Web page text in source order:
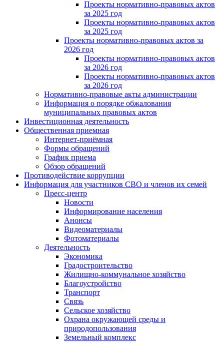
Проекты нормативно-правовых актов
за 2025 год
Проекты нормативно-правовых актов
за 2025 год
Проекты нормативно-правовых актов за
2026 год
Проекты нормативно-правовых актов
за 2026 год
Проекты нормативно-правовых актов
за 2026 год
Нормативно-правовые акты администрации
Информация о порядке обжалования
муниципальных правовых актов
Инвестиционная деятельность
Общественная приемная
Интернет-приёмная
Формы обращений
График приема
Обзор обращений
Противодействие коррупции
Информация для участников СВО и членов их семей
Пресс-центр
Новости
Информирование населения
Анонсы
Видеоматериалы
Фотоматериалы
Деятельность
Экономика
Градостроительство
Жилищно-коммунальное хозяйство
Благоустройство
Транспорт
Связь
Сельское хозяйство
Охрана окружающей среды и
природопользования
Земельный комплекс